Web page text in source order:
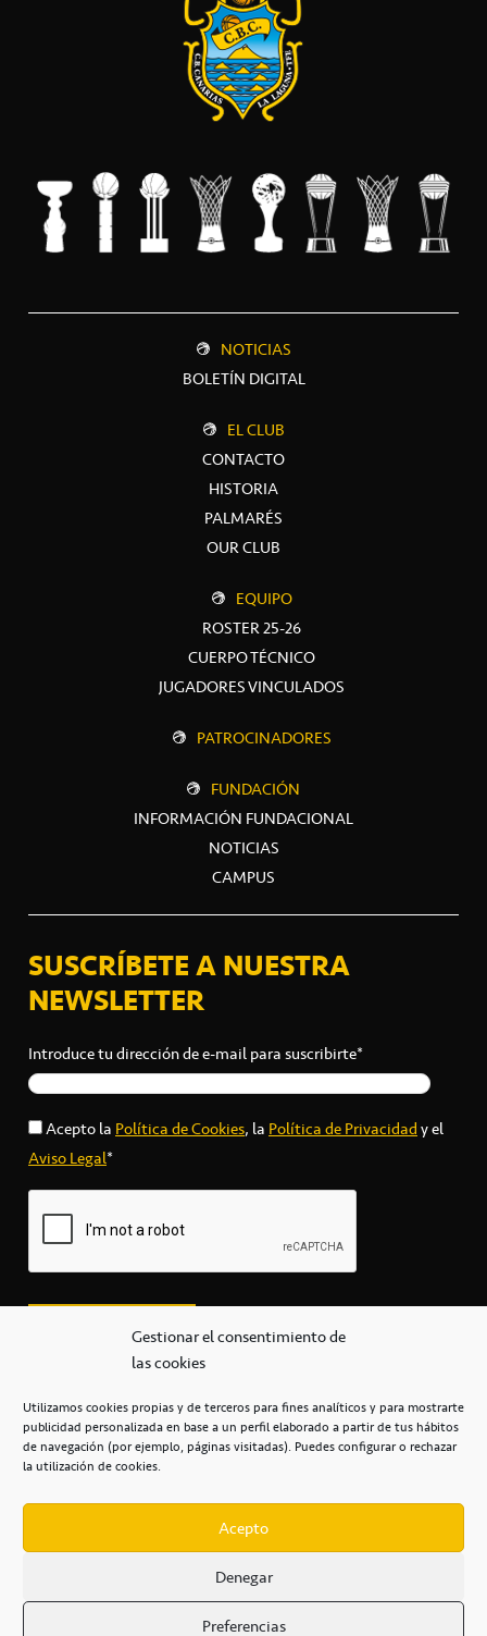
Gestionar el consentimiento de
las cookies
Utilizamos cookies propias y de terceros para fines analíticos y para mostrarte
publicidad personalizada en base a un perfil elaborado a partir de tus hábitos
de navegación (por ejemplo, páginas visitadas). Puedes configurar o rechazar
la utilización de cookies.
Acepto
Denegar
Preferencias
NOTICIAS
BOLETÍN DIGITAL
EL CLUB
CONTACTO
HISTORIA
PALMARÉS
OUR CLUB
EQUIPO
ROSTER 25-26
CUERPO TÉCNICO
JUGADORES VINCULADOS
PATROCINADORES
FUNDACIÓN
INFORMACIÓN FUNDACIONAL
NOTICIAS
CAMPUS
SUSCRÍBETE A NUESTRA
NEWSLETTER
Introduce tu dirección de e-mail para suscribirte*
Acepto laPolítica de Cookies, laPolítica de Privacidady el
Aviso Legal*
secretaria@cbcanarias.es
+34 922 253 684
Casa del Deporte / 38108 – La Laguna
POLÍTICA DE PRIVACIDAD / POLÍTICA DE COOKIES /